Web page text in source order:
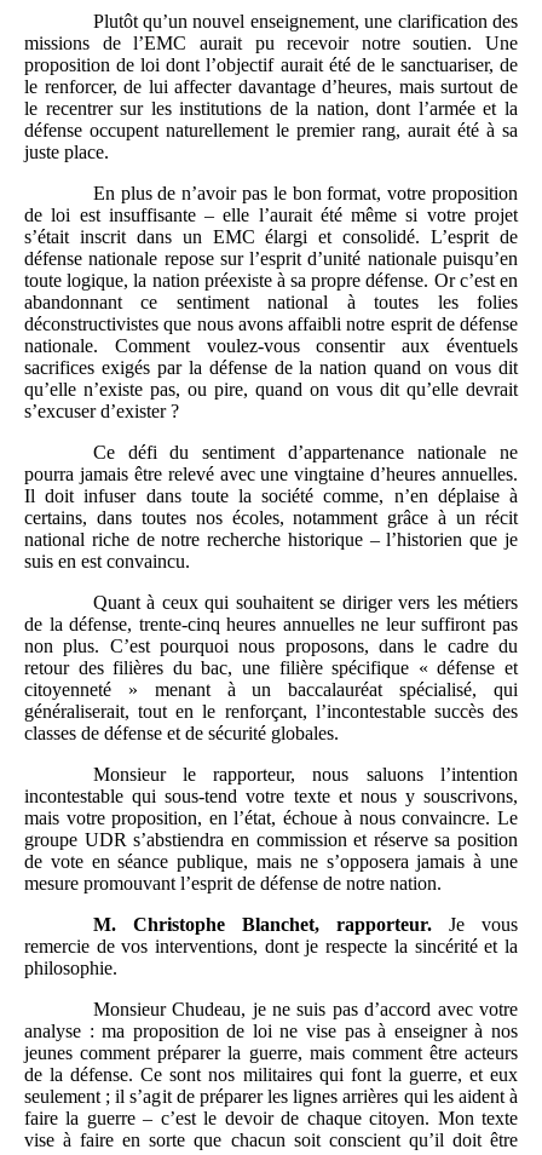
Plutôt qu’un nouvel enseignement, une clarification des
missions de l’EMC aurait pu recevoir notre soutien. Une
proposition de loi dont l’objectif aurait été de le sanctuariser, de
le renforcer, de lui affecter davantage d’heures, mais surtout de
le recentrer sur les institutions de la nation, dont l’armée et la
défense occupent naturellement le premier rang, aurait été à sa
juste place.
En plus de n’avoir pas le bon format, votre proposition
de loi est insuffisante – elle l’aurait été même si votre projet
s’était inscrit dans un EMC élargi et consolidé. L’esprit de
défense nationale repose sur l’esprit d’unité nationale puisqu’en
toute logique, la nation préexiste à sa propre défense. Or c’est en
abandonnant ce sentiment national à toutes les folies
déconstructivistes que nous avons affaibli notre esprit de défense
nationale. Comment voulez-vous consentir aux éventuels
sacrifices exigés par la défense de la nation quand on vous dit
qu’elle n’existe pas, ou pire, quand on vous dit qu’elle devrait
s’excuser d’exister ?
Ce défi du sentiment d’appartenance nationale ne
pourra jamais être relevé avec une vingtaine d’heures annuelles.
Il doit infuser dans toute la société comme, n’en déplaise à
certains, dans toutes nos écoles, notamment grâce à un récit
national riche de notre recherche historique – l’historien que je
suis en est convaincu.
Quant à ceux qui souhaitent se diriger vers les métiers
de la défense, trente-cinq heures annuelles ne leur suffiront pas
non plus. C’est pourquoi nous proposons, dans le cadre du
retour des filières du bac, une filière spécifique « défense et
citoyenneté » menant à un baccalauréat spécialisé, qui
généraliserait, tout en le renforçant, l’incontestable succès des
classes de défense et de sécurité globales.
Monsieur le rapporteur, nous saluons l’intention
incontestable qui sous-tend votre texte et nous y souscrivons,
mais votre proposition, en l’état, échoue à nous convaincre. Le
groupe UDR s’abstiendra en commission et réserve sa position
de vote en séance publique, mais ne s’opposera jamais à une
mesure promouvant l’esprit de défense de notre nation.
M.
Christophe Blanchet, rapporteur.Je vous
remercie de vos interventions, dont je respecte la sincérité et la
philosophie.
Monsieur Chudeau, je ne suis pas d’accord avec votre
analyse : ma proposition de loi ne vise pas à enseigner à nos
jeunes comment préparer la guerre, mais comment être acteurs
de la défense. Ce sont nos militaires qui font la guerre, et eux
seulement ; il s’agit de préparer les lignes arrières qui les aident à
faire la guerre – c’est le devoir de chaque citoyen. Mon texte
vise à faire en sorte que chacun soit conscient qu’il doit être